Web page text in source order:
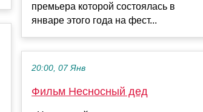
премьера которой состоялась в
январе этого года на фест...
20:00, 07 Янв
Фильм Несносный дед